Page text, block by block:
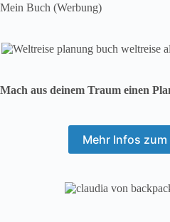
Mein Buch (Werbung)
Mach aus deinem Traum einen
Mehr Infos zum